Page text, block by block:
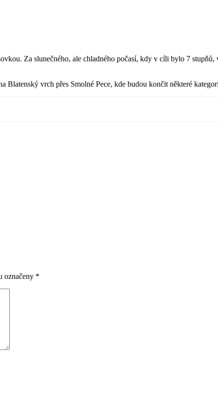
Za slunečného, ale chladného počasí, kdy v cíli bylo 7
Blatenský vrch přes Smolné Pece, kde budou končit některé
označeny *